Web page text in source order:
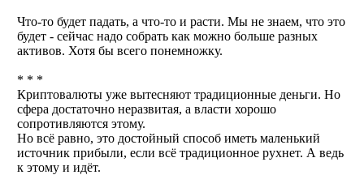
Что-то будет падать, а что-то и расти. Мы не знаем, что это
будет - сейчас надо собрать как можно больше разных
активов. Хотя бы всего понемножку.
* * *
Криптовалюты уже вытесняют традиционные деньги. Но
сфера достаточно неразвитая, а власти хорошо
сопротивляются этому.
Но всё равно, это достойный способ иметь маленький
источник прибыли, если всё традиционное рухнет. А ведь
к этому и идёт.